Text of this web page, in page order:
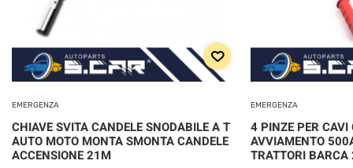
EMERGENZA
CHIAVE SVITA CANDELE SNODABILE A T
AUTO MOTO MONTA SMONTA CANDELE
ACCENSIONE 21M
EMERGENZA
4 PINZE PER CAVI
AVVIAMENTO
TRATTORI BARCA